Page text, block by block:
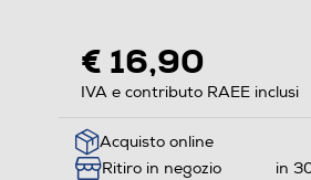
€ 16,90
IVA e contributo RAEE inclusi
Acquisto online
Ritiro in negozio
in